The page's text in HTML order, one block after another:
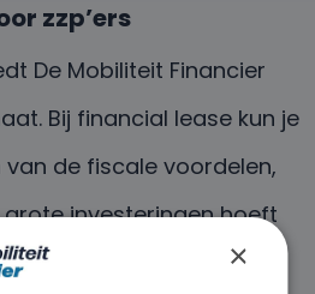
zzp’ers
De Mobiliteit Financier
Bij financial lease kun je
van de fiscale voordelen,
investeringen hoeft
je zelf de looptijd van
×